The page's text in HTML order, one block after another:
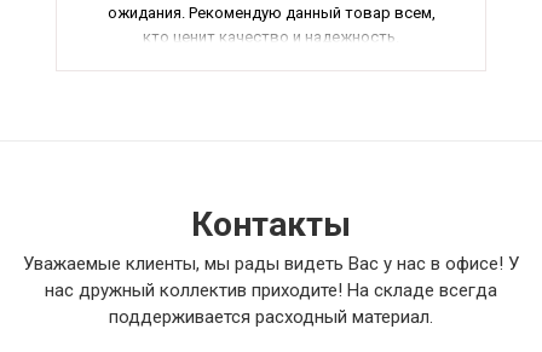
ожидания. Рекомендую данный товар всем,
кто ценит качество и надежность.
Контакты
Уважаемые клиенты, мы рады видеть Вас у нас в офисе! У
нас дружный коллектив приходите! На складе всегда
поддерживается расходный материал.